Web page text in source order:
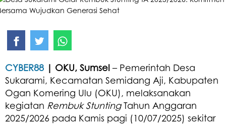
CYBER88 | OKU, Sumsel– Pemerintah Desa
Sukarami, Kecamatan Semidang Aji, Kabupaten
Ogan Komering Ulu (OKU), melaksanakan
kegiatan Rembuk StuntingTahun Anggaran
2025/2026 pada Kamis pagi (10/07/2025) sekitar